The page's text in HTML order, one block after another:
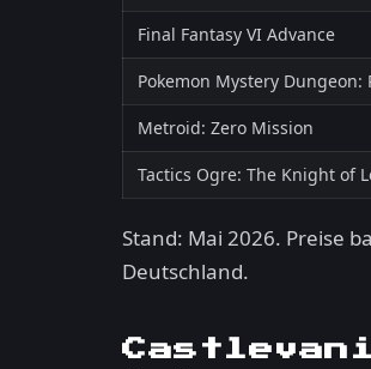
Final Fantasy VI Advance
Pokemon Mystery Dungeon:
Metroid: Zero Mission
Tactics Ogre: The Knight of
Stand: Mai 2026. Preise
Deutschland.